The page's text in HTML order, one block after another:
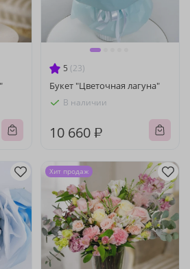
5 (23)
Букет "Цветочная лагуна"
В наличии
10 660 ₽
Хит продаж